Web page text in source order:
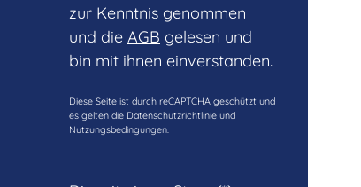
zur Kenntnis genommen
und die AGB gelesen und
bin mit ihnen einverstanden.
Diese Seite ist durch reCAPTCHA geschützt und
es gelten die Datenschutzrichtlinie und
Nutzungsbedingungen.